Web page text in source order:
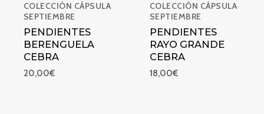
COLECCIÓN CÁPSULA
SEPTIEMBRE
PENDIENTES
BERENGUELA
CEBRA
20,00€
COLECCIÓN CÁPSULA
SEPTIEMBRE
PENDIENTES
RAYO GRANDE
CEBRA
18,00€